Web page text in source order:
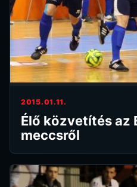
2015.01.11.
Élő közvetítés az
meccsről